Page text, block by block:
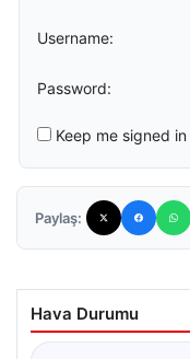
Username:
Password:
Keep me signed in
Paylaş:
Hava Durumu